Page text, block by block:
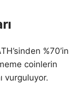
%70’in
coinlerin
vurguluyor.